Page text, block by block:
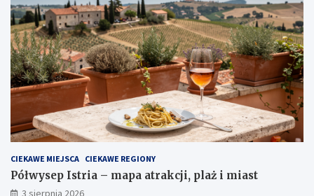
CIEKAWE MIEJSCA CIEKAWE REGIONY
Półwysep Istria – mapa atrakcji, plaż i miast